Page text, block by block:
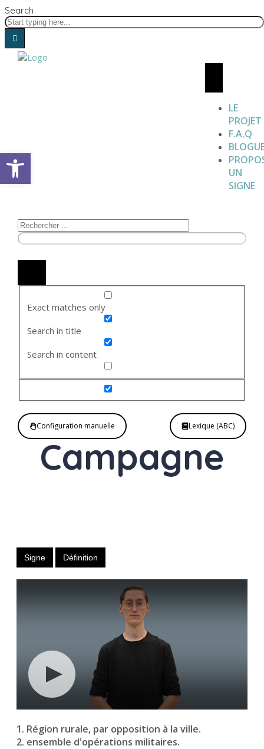
Search
LE
PROJET
F.A.Q
UN
SIGNE
Exact matches only
Search in title
Search in content
Configuration manuelle Lexique (ABC)
Campagne
Signe Définition
1. Région rurale, par opposition à la ville.
2. ensemble d'opérations militaires.
Open toolbar